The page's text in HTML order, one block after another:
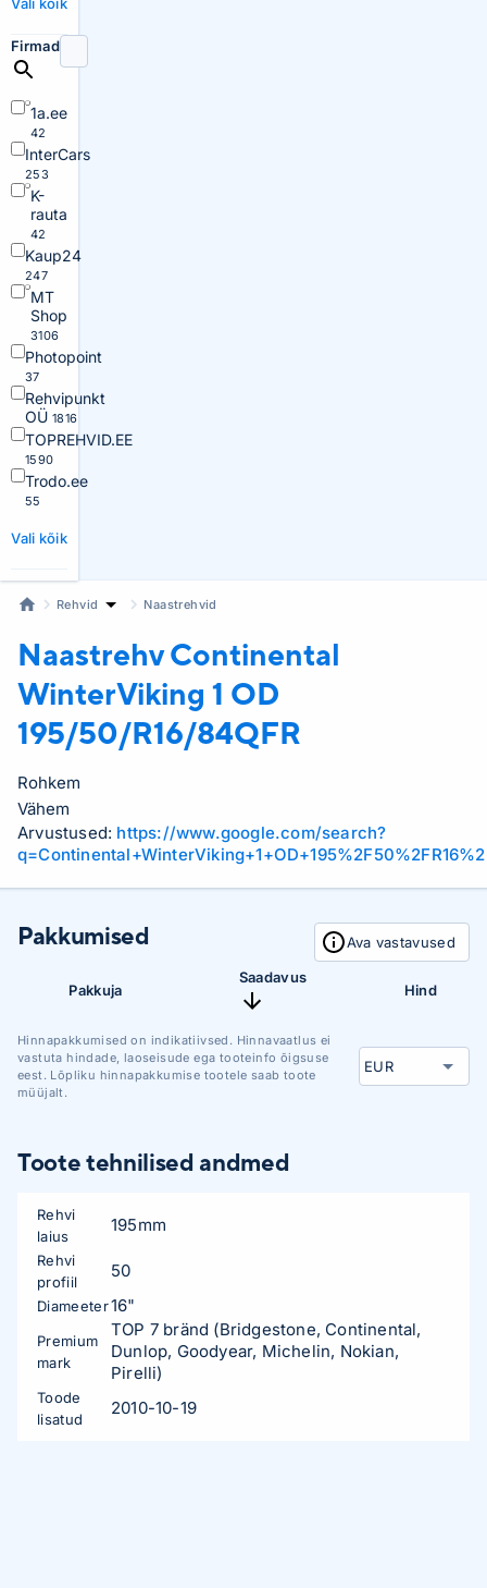
Firmad
1a.ee
42
InterCars
253
K-
rauta
42
Kaup24
247
MT
Shop
3106
Photopoint
37
Rehvipunkt
OÜ 1816
TOPREHVID.EE
1590
Trodo.ee
55
Vali kõik
Rehvid Naastrehvid
Naastrehv Continental
WinterViking 1 OD
195/50/R16/84QFR
Rohkem
Vähem
Arvustused: https://www.google.com/search?
Pakkumised Ava vastavused
Pakkuja
Saadavus
Hind
Hinnapakkumised on indikatiivsed. Hinnavaatlus ei
vastuta hindade, laoseisude ega tooteinfo õigsuse
eest. Lõpliku hinnapakkumise tootele saab toote
müüjalt.
Toote tehnilised andmed
Rehvi
laius
195mm
Rehvi
profiil
50
Diameeter16"
Premium
mark
TOP 7 bränd (Bridgestone, Continental,
Dunlop, Goodyear, Michelin, Nokian,
Pirelli)
Toode
lisatud
2010-10-19